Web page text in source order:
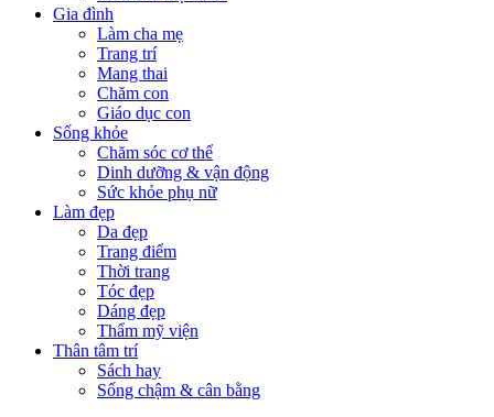
Gia đình
Làm cha mẹ
Trang trí
Mang thai
Chăm con
Giáo dục con
Sống khỏe
Chăm sóc cơ thể
Dinh dưỡng & vận động
Sức khỏe phụ nữ
Làm đẹp
Da đẹp
Trang điểm
Thời trang
Tóc đẹp
Dáng đẹp
Thẩm mỹ viện
Thân tâm trí
Sách hay
Sống chậm & cân bằng